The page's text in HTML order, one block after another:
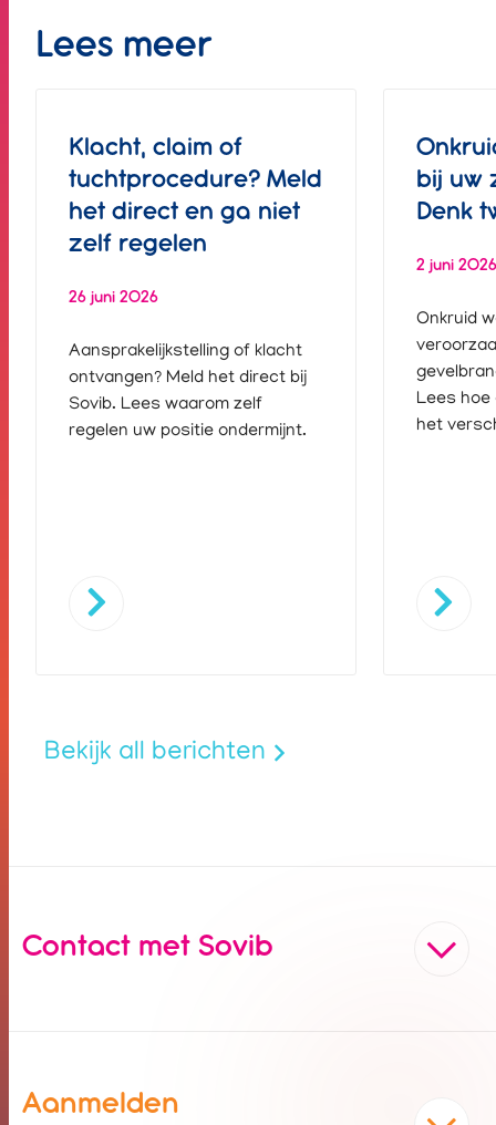
Lees meer
Klacht, claim of
tuchtprocedure? Meld
het direct en ga niet
zelf regelen
26 juni 2026
Aansprakelijkstelling of klacht
ontvangen? Meld het direct bij
Sovib. Lees waarom zelf
regelen uw positie ondermijnt.
bij uw
Denk
2 juni 2026
Onkruid
Lees
het
Bekijk all berichten
Contact met Sovib
Aanmelden